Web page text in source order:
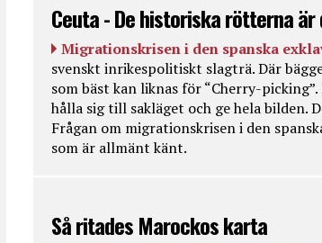
Ceuta - De historiska rötterna är
Migrationskrisen i den spanska
svenskt inrikespolitiskt slagträ. Där
som bäst kan liknas för “Cherry-
hålla sig till sakläget och ge hela
Frågan om migrationskrisen i den
som är allmänt känt.
Så ritades Marockos karta